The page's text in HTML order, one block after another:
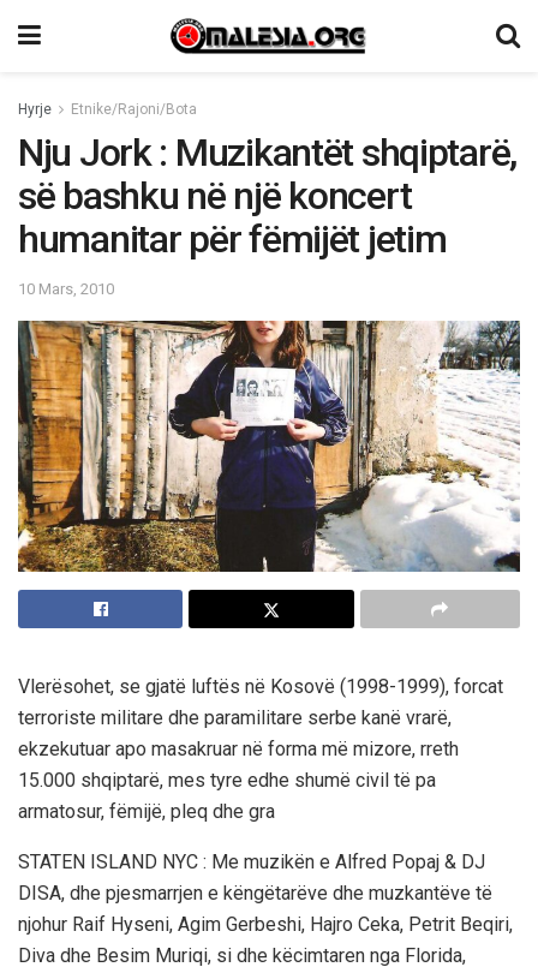
Hyrje Etnike/Rajoni/Bota
Nju Jork : Muzikantët shqiptarë,
së bashku në një koncert
humanitar për fëmijët jetim
10 Mars, 2010
Vlerësohet, se gjatë luftës në Kosovë (1998-1999), forcat
terroriste militare dhe paramilitare serbe kanë vrarë,
ekzekutuar apo masakruar në forma më mizore, rreth
15.000 shqiptarë, mes tyre edhe shumë civil të pa
armatosur, fëmijë, pleq dhe gra
STATEN ISLAND NYC : Me muzikën e Alfred Popaj & DJ
DISA, dhe pjesmarrjen e këngëtarëve dhe muzkantëve të
njohur Raif Hyseni, Agim Gerbeshi, Hajro Ceka, Petrit Beqiri,
Diva dhe Besim Muriqi, si dhe këcimtaren nga Florida,